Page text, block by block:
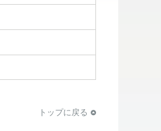
トップに戻る